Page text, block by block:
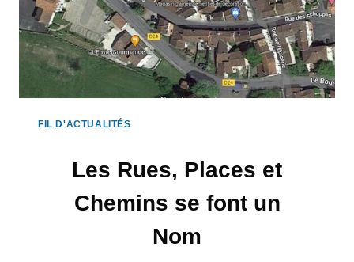
FIL D'ACTUALITÉS
Les Rues, Places et
Chemins se font un
Nom